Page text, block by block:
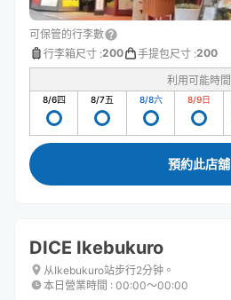
可保管的行李數
行李箱尺寸 :200 手提包尺寸 :200
利用可能時間
8/6四 8/7五 8/8六 8/9日
預約此店舖
DICE Ikebukuro
从Ikebukuro站步行2分钟。
本日營業時間 : 00:00〜00:00